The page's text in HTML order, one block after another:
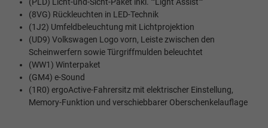
(PLD) Licht-und-Sicht-Paket inkl. ""Light Assist""
(8VG) Rückleuchten in LED-Technik
(1J2) Umfeldbeleuchtung mit Lichtprojektion
(UD9) Volkswagen Logo vorn, Leiste zwischen den
Scheinwerfern sowie Türgriffmulden beleuchtet
(WW1) Winterpaket
(GM4) e-Sound
(1R0) ergoActive-Fahrersitz mit elektrischer Einstellung,
Memory-Funktion und verschiebbarer Oberschenkelauflage